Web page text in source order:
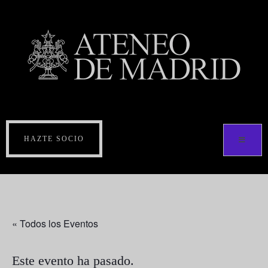
HAZTE SOCIO
« Todos los Eventos
Este evento ha pasado.